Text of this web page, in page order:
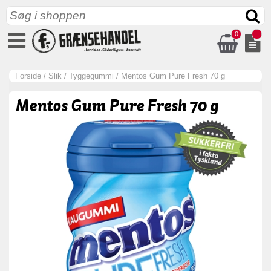
0
Forside / Slik / Tyggegummi / Mentos Gum Pure Fresh 70 g
Mentos Gum Pure Fresh 70 g